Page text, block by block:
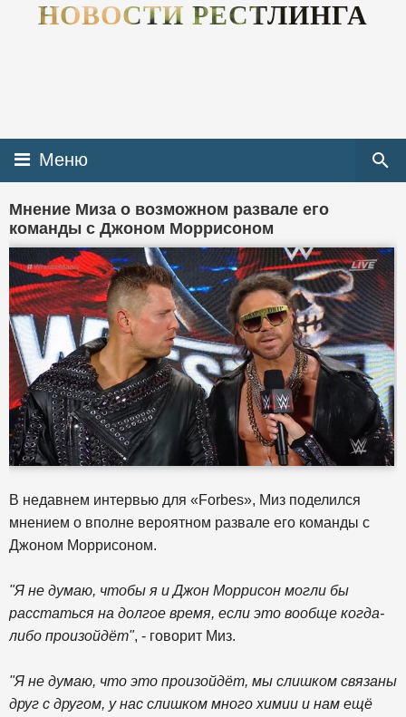
НОВОСТИ РЕСТЛИНГА
Меню
Мнение Миза о возможном развале его
команды с Джоном Моррисоном
В недавнем интервью для «Forbes», Миз поделился
мнением о вполне вероятном развале его команды с
Джоном Моррисоном.
"Я не думаю, чтобы я и Джон Моррисон могли бы
расстаться на долгое время, если это вообще когда-
либо произойдёт", - говорит Миз.
"Я не думаю, что это произойдёт, мы слишком связаны
друг с другом, у нас слишком много химии и нам ещё